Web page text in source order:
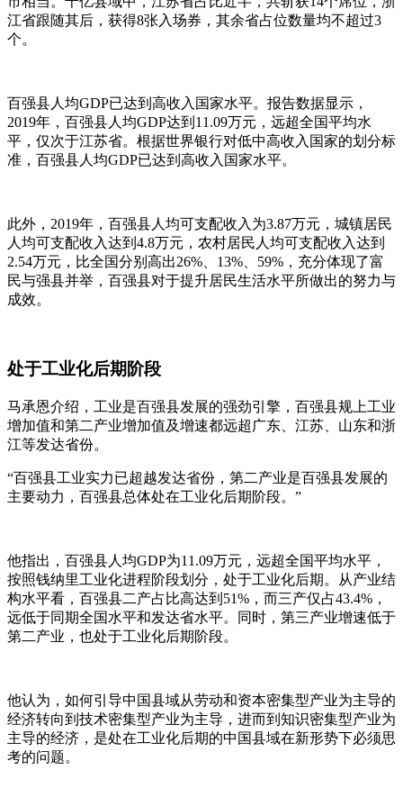
江省跟随其后，获得8张入场券，其余省占位数量均不超过3
个。
百强县人均GDP已达到高收入国家水平。报告数据显示，
2019年，百强县人均GDP达到11.09万元，远超全国平均水
平，仅次于江苏省。根据世界银行对低中高收入国家的划分标
准，百强县人均GDP已达到高收入国家水平。
此外，2019年，百强县人均可支配收入为3.87万元，城镇居民
人均可支配收入达到4.8万元，农村居民人均可支配收入达到
2.54万元，比全国分别高出26%、13%、59%，充分体现了富
民与强县并举，百强县对于提升居民生活水平所做出的努力与
成效。
处于工业化后期阶段
马承恩介绍，工业是百强县发展的强劲引擎，百强县规上工业
增加值和第二产业增加值及增速都远超广东、江苏、山东和浙
江等发达省份。
“百强县工业实力已超越发达省份，第二产业是百强县发展的
主要动力，百强县总体处在工业化后期阶段。”
他指出，百强县人均GDP为11.09万元，远超全国平均水平，
按照钱纳里工业化进程阶段划分，处于工业化后期。从产业结
构水平看，百强县二产占比高达到51%，而三产仅占43.4%，
远低于同期全国水平和发达省水平。同时，第三产业增速低于
第二产业，也处于工业化后期阶段。
他认为，如何引导中国县域从劳动和资本密集型产业为主导的
经济转向到技术密集型产业为主导，进而到知识密集型产业为
主导的经济，是处在工业化后期的中国县域在新形势下必须思
考的问题。